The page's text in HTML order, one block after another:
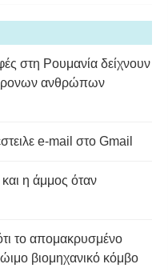
στη Ρουμανία δείχνουν
ανθρώπων
e-mail στο Gmail
η άμμος όταν
το απομακρυσμένο
βιομηχανικό κόμβο